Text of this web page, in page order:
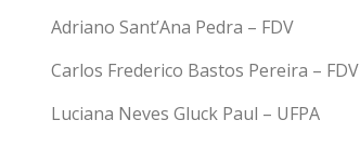
Adriano Sant’Ana Pedra – FDV
Carlos Frederico Bastos Pereira – FDV
Luciana Neves Gluck Paul – UFPA